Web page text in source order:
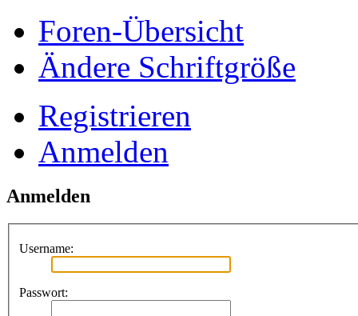
Foren-Übersicht
Ändere Schriftgröße
Registrieren
Anmelden
Anmelden
Username:
Passwort: